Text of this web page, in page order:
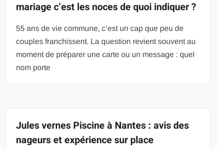
mariage c’est les noces de quoi indiquer ?
55 ans de vie commune, c’est un cap que peu de
couples franchissent. La question revient souvent au
moment de préparer une carte ou un message : quel
nom porte
Jules vernes Piscine à Nantes : avis des
nageurs et expérience sur place